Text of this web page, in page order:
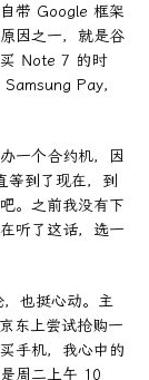
带 Google 框架
因之一，就是谷
Note 7 的时
Pay，
一个合约机，因
等到了现在，到
。之前我没有下
听了这话，选一
也挺心动。主
东上尝试抢购一
手机，我心中的
周二上午 10